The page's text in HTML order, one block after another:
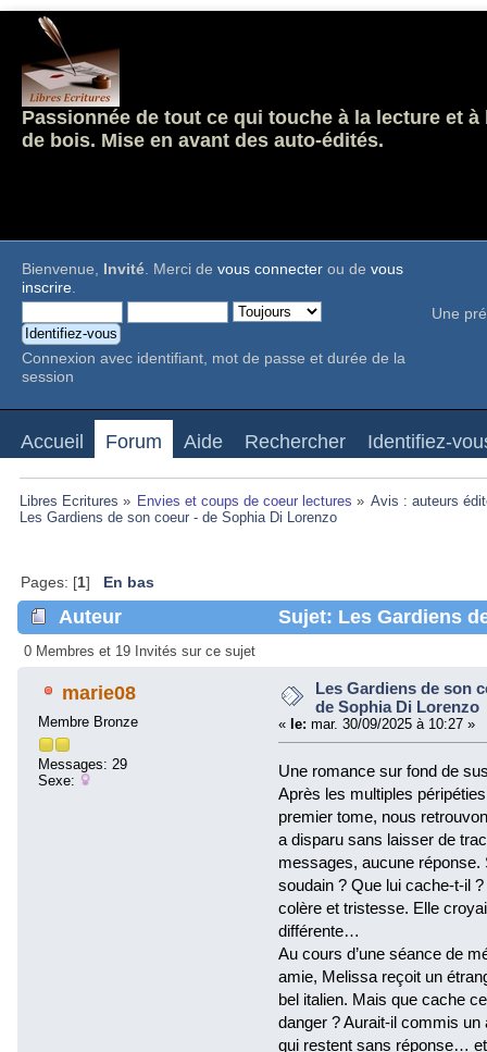
Passionnée de tout ce qui touche à la lecture et
de bois. Mise en avant des auto-édités.
Bienvenue, Invité. Merci de vous connecter ou de vous
inscrire.
Connexion avec identifiant, mot de passe et durée de la
session
Une
Accueil Forum Aide Rechercher Identifiez-
Libres Ecritures » Envies et coups de coeur lectures » Avis : auteurs
Les Gardiens de son coeur - de Sophia Di Lorenzo
Pages: [1] En bas
Auteur
Sujet: Les Gardiens
Lorenzo (Lu 104815 fois)
0 Membres et 19 Invités sur ce sujet
marie08
Membre Bronze
Messages: 29
Sexe:
Les Gardiens de son
de Sophia Di Lorenzo
« le: mar. 30/09/2025 à 10:27 »
Une romance sur fond de
Après les multiples
premier tome, nous
a disparu sans laisser de
messages, aucune
soudain ? Que lui cache-t-il
colère et tristesse. Elle
différente…
Au cours d’une séance de
amie, Melissa reçoit un
bel italien. Mais que cache
danger ? Aurait-il commis
qui restent sans réponse…